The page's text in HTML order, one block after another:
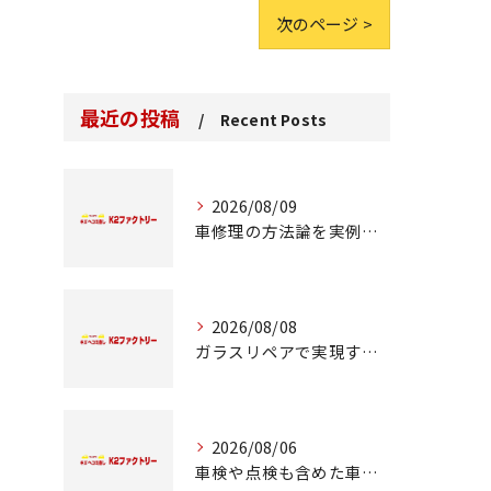
次のページ >
最近の投稿 Recent Posts
2026/08/09
車修理の方法論を実例とコスト比較で徹底解説
2026/08/08
ガラスリペアで実現する交換前の応急処置の重要性
2026/08/06
車検や点検も含めた車修理の重要ポイント解説